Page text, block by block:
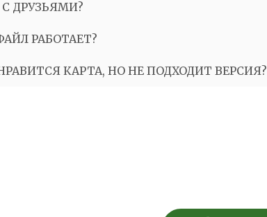
ДРУЗЬЯМИ?
РАБОТАЕТ?
КАРТА, НО НЕ ПОДХОДИТ ВЕРСИЯ?